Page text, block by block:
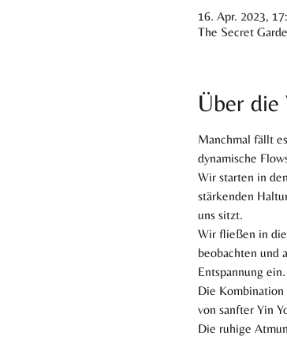
16. Apr. 2023,
The Secret
Über die
Manchmal fällt
dynamische
Wir starten in
stärkenden
uns sitzt.
Wir fließen in
beobachten und
Entspannung ein.
Die Kombination
von sanfter Yin
Die ruhige